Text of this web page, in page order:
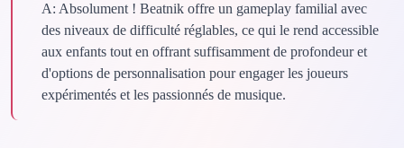
A: Absolument ! Beatnik offre un gameplay familial avec
des niveaux de difficulté réglables, ce qui le rend accessible
aux enfants tout en offrant suffisamment de profondeur et
d'options de personnalisation pour engager les joueurs
expérimentés et les passionnés de musique.